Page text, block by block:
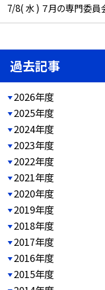
7/8( 水 ) ７月の専門委員
過去記事
2026年度
2025年度
2024年度
2023年度
2022年度
2021年度
2020年度
2019年度
2018年度
2017年度
2016年度
2015年度